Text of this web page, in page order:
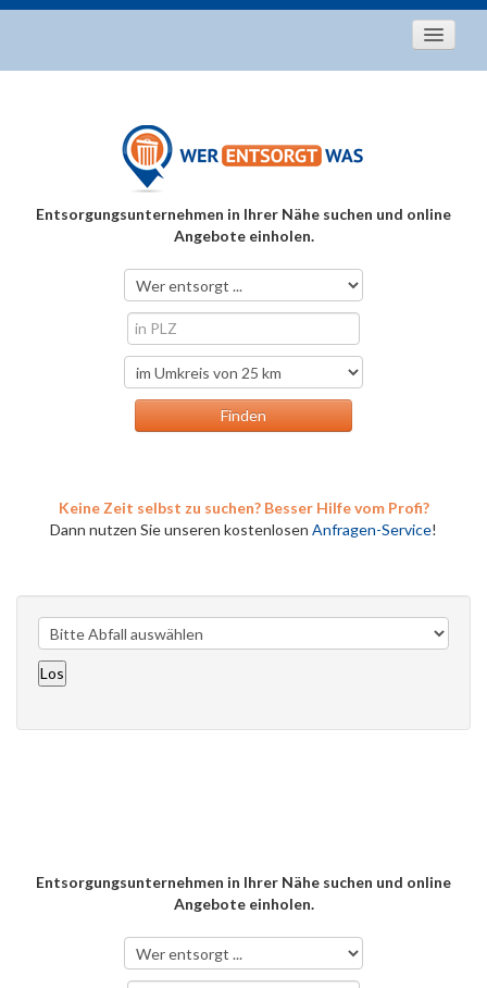
Entsorgungstipps
Über uns
Entsorgungsunternehmen in Ihrer Nähe suchen und online
Angebote einholen.
Keine Zeit selbst zu suchen? Besser Hilfe vom Profi?
Dann nutzen Sie unseren kostenlosen Anfragen-Service!
Entsorgungsunternehmen in Ihrer Nähe suchen und online
Angebote einholen.